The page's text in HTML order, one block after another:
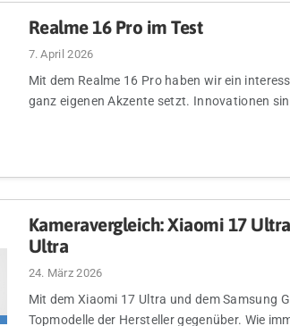
Realme 16 Pro im Test
7. April 2026
Mit dem Realme 16 Pro haben wir ein
ganz eigenen Akzente setzt. Innovationen
Kameravergleich: Xiaomi 17
Ultra
24. März 2026
Mit dem Xiaomi 17 Ultra und dem Samsung
Topmodelle der Hersteller gegenüber. Wie